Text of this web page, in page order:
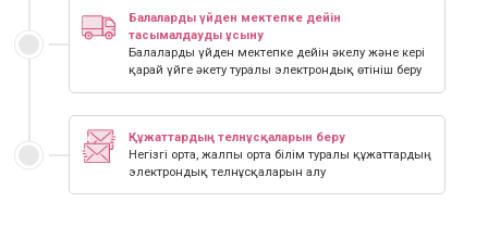
Балаларды үйден мектепке дейін
тасымалдауды ұсыну
Балаларды үйден мектепке дейін әкелу және кері
қарай үйге әкету туралы электрондық өтініш беру
Құжаттардың телнұсқаларын беру
Негізгі орта, жалпы орта білім туралы құжаттардың
электрондық телнұсқаларын алу